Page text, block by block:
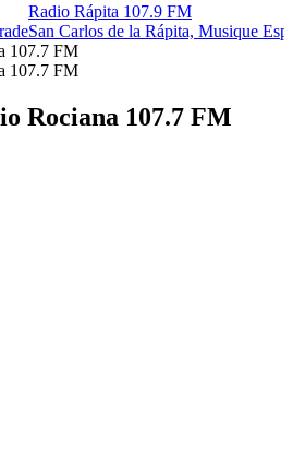
Radio Rápita 107.9 FM
San Carlos de la Rápita, Musique
107.7 FM
107.7 FM
Rociana 107.7 FM